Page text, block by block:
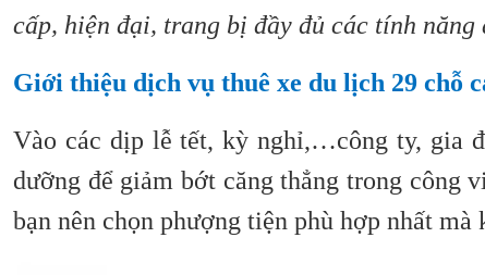
cấp, hiện đại, trang bị đầy đủ các tính năng
Giới thiệu dịch vụ thuê xe du lịch 29 chỗ
Vào các dịp lễ tết, kỳ nghỉ,…công ty, gia
dưỡng để giảm bớt căng thẳng trong công
bạn nên chọn phượng tiện phù hợp nhất mà